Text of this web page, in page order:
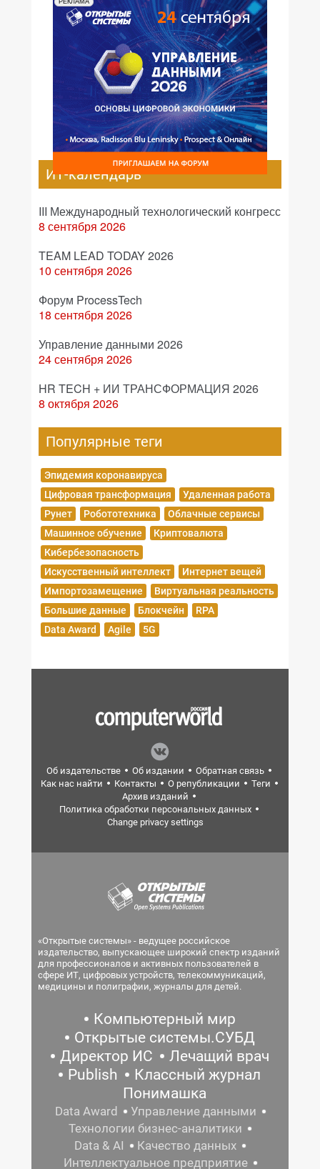
РЕКЛАМА
ИТ-календарь
III Международный технологический конгресс
8 сентября 2026
TEAM LEAD TODAY 2026
10 сентября 2026
Форум ProcessTech
18 сентября 2026
Управление данными 2026
24 сентября 2026
HR TECH + ИИ ТРАНСФОРМАЦИЯ 2026
8 октября 2026
Популярные теги
Эпидемия коронавируса
Цифровая трансформация
Удаленная работа
Рунет
Робототехника
Облачные сервисы
Машинное обучение
Криптовалюта
Кибербезопасность
Искусственный интеллект
Интернет вещей
Импортозамещение
Виртуальная реальность
Большие данные
Блокчейн
RPA
Data Award
Agile 5G
Об издательстве Об издании
Обратная связь
Как нас найти
Контакты О републикации
Теги
Архив изданий
Политика обработки персональных данных
Change privacy settings
«Открытые системы» - ведущее российское
издательство, выпускающее широкий спектр изданий
для профессионалов и активных пользователей в
сфере ИТ, цифровых устройств, телекоммуникаций,
медицины и полиграфии, журналы для детей.
Компьютерный мир
Открытые системы.СУБД
Директор ИС
Лечащий врач
Publish
Классный журнал
Понимашка
Data Award
Управление данными
Технологии бизнес-аналитики
Data & AI
Качество данных
Интеллектуальное предприятие